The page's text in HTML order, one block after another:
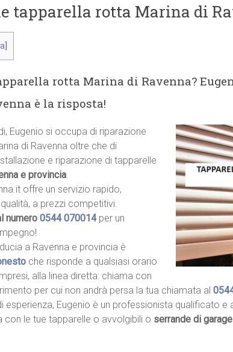
tapparella rotta Marina di
rotta Marina di Ravenna?
è la risposta!
Eugenio si occupa di riparazione
di Ravenna oltre che di
e riparazione di tapparelle
e provincia.
offre un servizio rapido,
a prezzi competitivi.
numero 0544 070014per un
a Ravenna e provincia è
che risponde a qualsiasi orario
alla linea diretta: chiama con
per cui non andrà persa la tua chiamata al
esperienza, Eugenio è un professionista qualificato
con le tue tapparelle o avvolgibili o serrande di